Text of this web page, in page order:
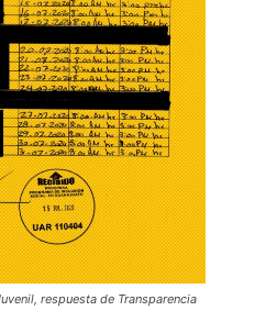
respuesta de Transparencia